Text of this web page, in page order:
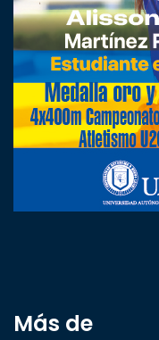
Más de